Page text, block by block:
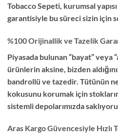
Tobacco Sepeti kurumsal
garantisiyle bu süreci sizin için
%100 Orijinallik ve Tazelik
Piyasada bulunan “bayat” veya
ürünlerin aksine, bizden
bandrollü ve tazedir. Tütünün
kokusunu korumak için
sistemli depolarımızda
Aras Kargo Güvencesiyle Hızlı